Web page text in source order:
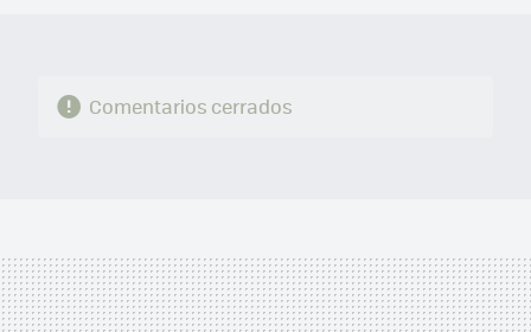
Comentarios cerrados